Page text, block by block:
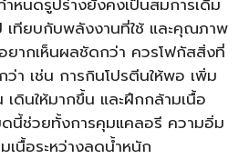
เทียบกับพลังงานที่ใช้ และคุณภาพ
ยากเห็นผลชัดกว่า ควรโฟกัสสิ่งที่
ว่า เช่น การกินโปรตีนให้พอ เพิ่ม
ดินให้มากขึ้น และฝึกกล้ามเนื้อ
ดนี้ช่วยทั้งการคุมแคลอรี ความอิ่ม
เนื้อระหว่างลดน้ำหนัก